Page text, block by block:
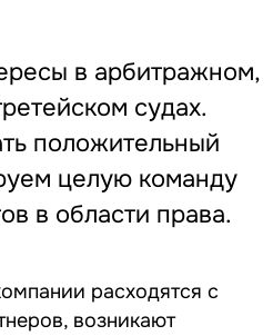
в арбитражном,
судах.
положительный
целую команду
в области права.
расходятся с
возникают